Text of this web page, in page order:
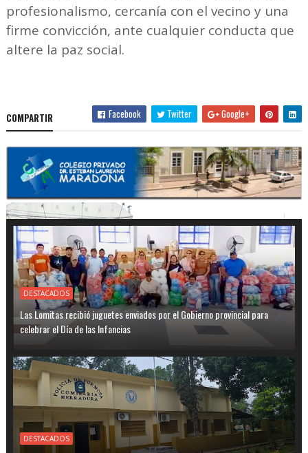
profesionalismo, cercanía con el vecino y una
firme convicción, ante cualquier conducta que
altere la paz social.
COMPARTIR Facebook Twitter Google+
DESTACADOS
Las Lomitas recibió juguetes enviados por el Gobierno provincial para
celebrar el Día de las Infancias
DESTACADOS